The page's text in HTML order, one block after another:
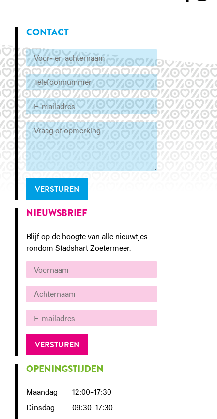
CONTACT
VERSTUREN
NIEUWSBRIEF
Blijf op de hoogte van alle nieuwtjes
rondom Stadshart Zoetermeer.
OPENINGSTIJDEN
Maandag
12:00–17:30
Dinsdag
09:30–17:30